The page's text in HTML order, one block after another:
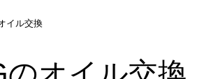
イル交換